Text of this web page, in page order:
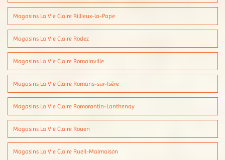
Magasins La Vie Claire Rillieux-la-Pape
Magasins La Vie Claire Rodez
Magasins La Vie Claire Romainville
Magasins La Vie Claire Romans-sur-Isère
Magasins La Vie Claire Romorantin-Lanthenay
Magasins La Vie Claire Rouen
Magasins La Vie Claire Rueil-Malmaison